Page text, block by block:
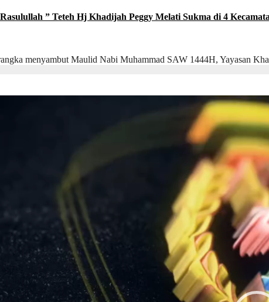
” Teteh Hj Khadijah Peggy Melati Sukma di 4
menyambut Maulid Nabi Muhammad SAW 1444H, Yayasan